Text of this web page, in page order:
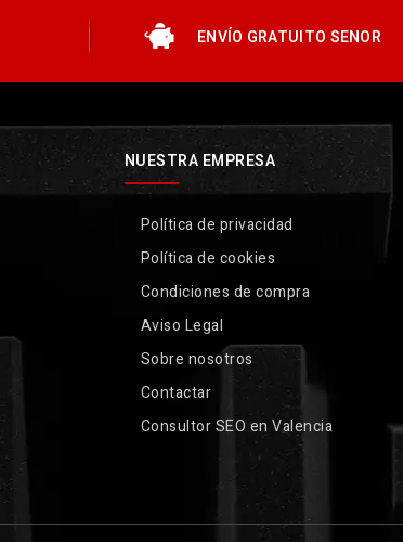
ENVÍO GRATUITO SENOR
NUESTRA EMPRESA
Política de privacidad
Política de cookies
Condiciones de compra
Aviso Legal
Sobre nosotros
Contactar
Consultor SEO en Valencia